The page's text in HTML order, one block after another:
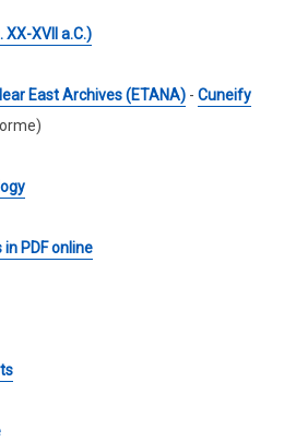
XVII a.C.)
East Archives (ETANA) - Cuneify
PDF online